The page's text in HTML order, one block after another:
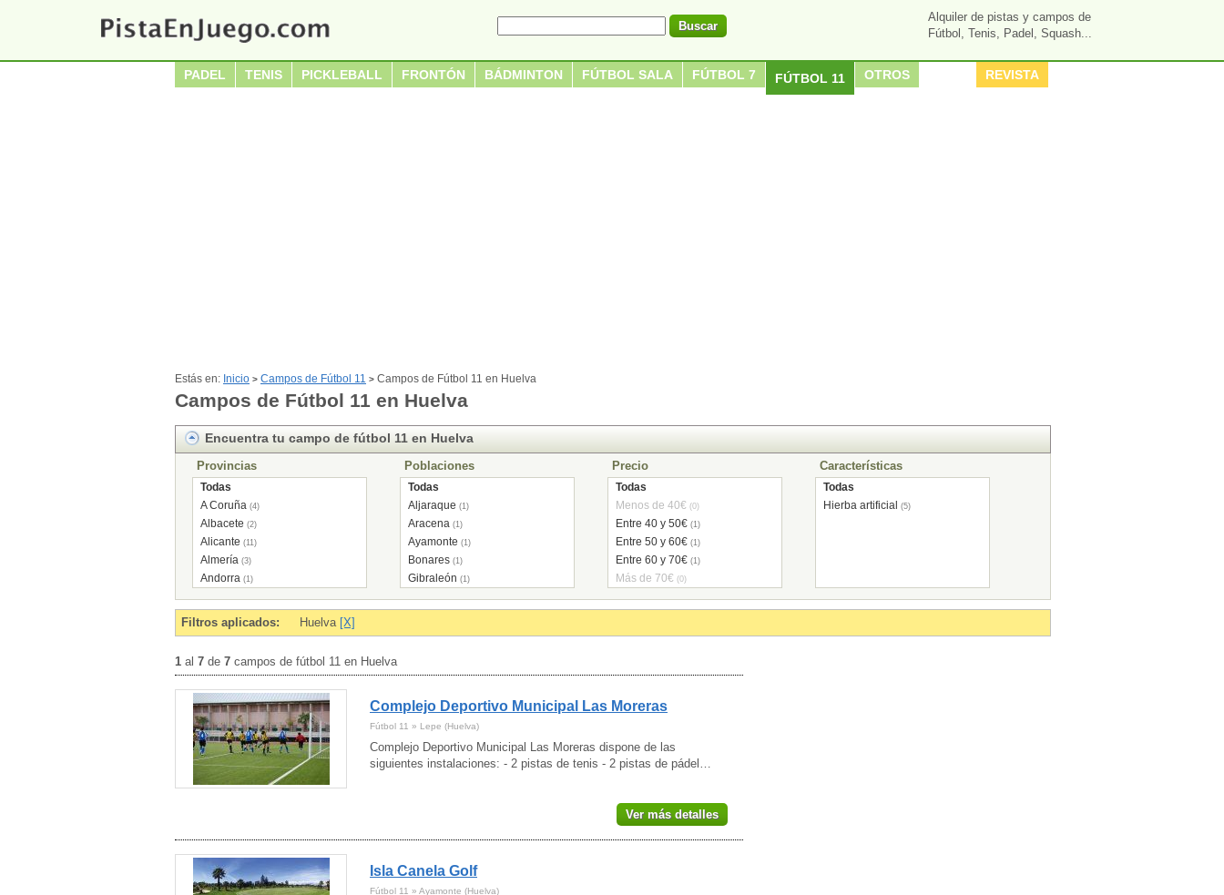
Alquiler de pistas y campos de
Fútbol, Tenis, Padel, Squash...
PADEL TENIS PICKLEBALL FRONTÓN BÁDMINTON FÚTBOL SALA FÚTBOL 7 FÚTBOL 11 OTROS REVISTA
Estás en: Inicio > Campos de Fútbol 11 > Campos de Fútbol 11 en Huelva
Campos de Fútbol 11 en Huelva
Encuentra tu campo de fútbol 11 en Huelva
Provincias
Todas
A Coruña (4)
Albacete (2)
Alicante (11)
Almería (3)
Andorra (1)
Ávila
Badajoz
Barcelona (57)
Cádiz (5)
Cantabria (3)
Castellón (3)
Córdoba (1)
Cuenca
Girona
La Rioja
León (4)
Poblaciones
Todas
Aljaraque (1)
Aracena (1)
Ayamonte (1)
Bonares (1)
Gibraleón (1)
Lepe
Precio
Todas
Menos de 40€ (0)
Entre 40 y 50€ (1)
Entre 50 y 60€ (1)
Entre 60 y 70€ (1)
Más de 70€ (0)
Características
Todas
Hierba artificial (5)
Filtros aplicados: Huelva [X]
1 al 7 de 7 campos de fútbol 11 en Huelva
Complejo Deportivo Municipal Las Moreras
Fútbol 11 » Lepe (Huelva)
Complejo Deportivo Municipal Las Moreras dispone de las
siguientes instalaciones: - 2 pistas de tenis - 2 pistas de pádel…
Ver más detalles
Isla Canela Golf
Fútbol 11 » Ayamonte (Huelva)